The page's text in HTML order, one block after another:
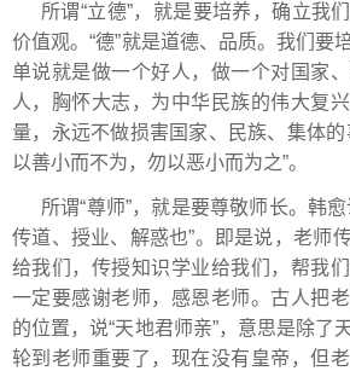
所谓“立德”，就是要培养，确立我
价值观。“德”就是道德、品质。我们要
单说就是做一个好人，做一个对国家
人，胸怀大志，为中华民族的伟大复
量，永远不做损害国家、民族、集体的
以善小而不为，勿以恶小而为之”。
所谓“尊师”，就是要尊敬师长。韩
传道、授业、解惑也”。即是说，老师
给我们，传授知识学业给我们，帮我
一定要感谢老师，感恩老师。古人把
的位置，说“天地君师亲”，意思是除了
轮到老师重要了，现在没有皇帝，但